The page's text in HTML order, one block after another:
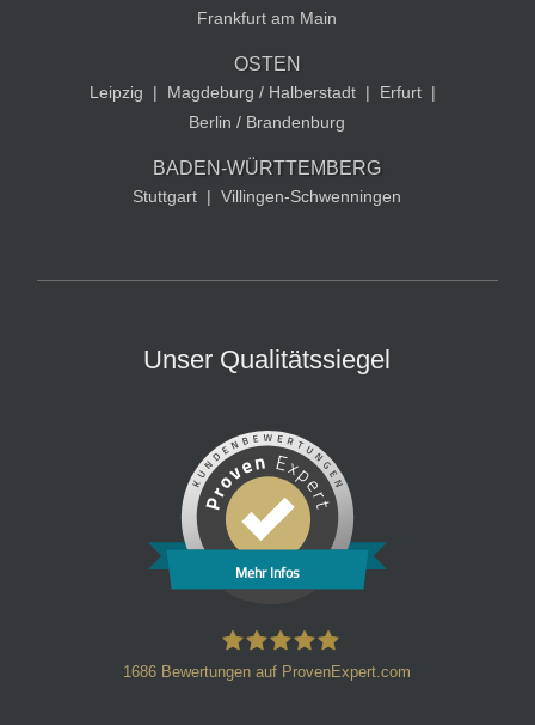
Frankfurt am Main
OSTEN
Leipzig | Magdeburg / Halberstadt | Erfurt |
Berlin / Brandenburg
BADEN-WÜRTTEMBERG
Stuttgart | Villingen-Schwenningen
Unser Qualitätssiegel
Mehr Infos
1686 Bewertungen auf ProvenExpert.com